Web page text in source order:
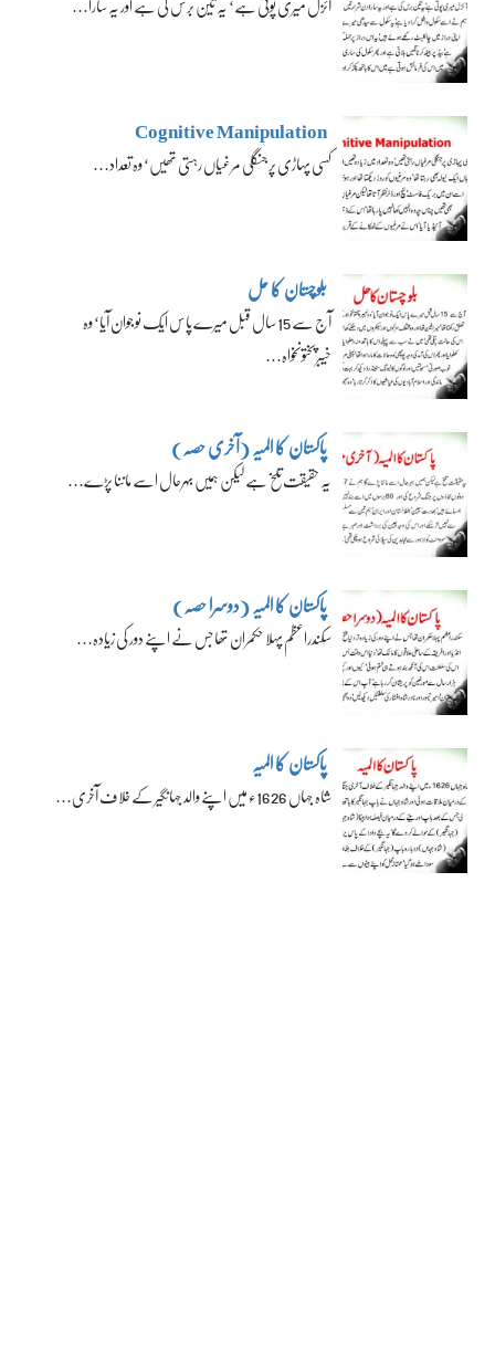
Cognitive Manipulation
کسی پہاڑی پر جنگلی مرغیاں رہتی تھیں‘ وہ تعداد…
بلوچستان کا حل
آج سے 15 سال قبل میرے پاس ایک نوجوان آیا‘ وہ
خیبرپختونخواہ…
پاکستان کا المیہ (آخری حصہ)
یہ حقیقت تلخ ہے لیکن ہمیں بہرحال اسے ماننا پڑے…
پاکستان کا المیہ (دوسرا حصہ)
سکندراعظم پہلا حکمران تھا جس نے اپنے دور کی زیادہ…
پاکستان کا المیہ
شاہ جہاں 1626ء میں اپنے والد جہانگیر کے خلاف آخری…